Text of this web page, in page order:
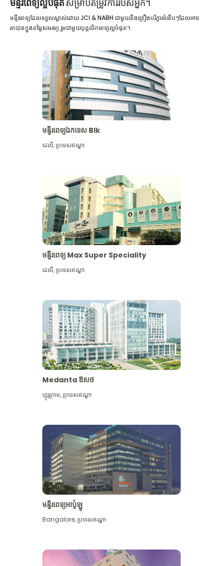
មន្ទីរពេទ្យល្អបំផុតសម្រាប់តម្រូវការរបស់អ្នក។
មើល​ច្រើន​ទៀត
មន្ទីរពេទ្យដែលទទួលស្គាល់ដោយ JCI & NABH ជាមួយនឹងគ្រឿងបរិក្ខារទំនើបៗដែលអាច
រកបានក្នុងតម្លៃសមរម្យ រួមជាមួយបុគ្គលិកពេទ្យល្អបំផុត។
មន្ទីរពេទ្យឯកទេស Blk
ដេលី,ប្រទេសឥណ្ឌា
មន្ទីរពេទ្យ Max Super Speciality
ដេលី,ប្រទេសឥណ្ឌា
Medanta ឱសថ
ហ្គូរូក្រាម,ប្រទេសឥណ្ឌា
មន្ទីរពេទ្យអាប៉ូឡូ
Bangalore,ប្រទេសឥណ្ឌា